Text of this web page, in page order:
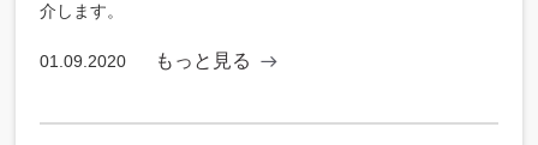
介します。
01.09.2020 もっと見る